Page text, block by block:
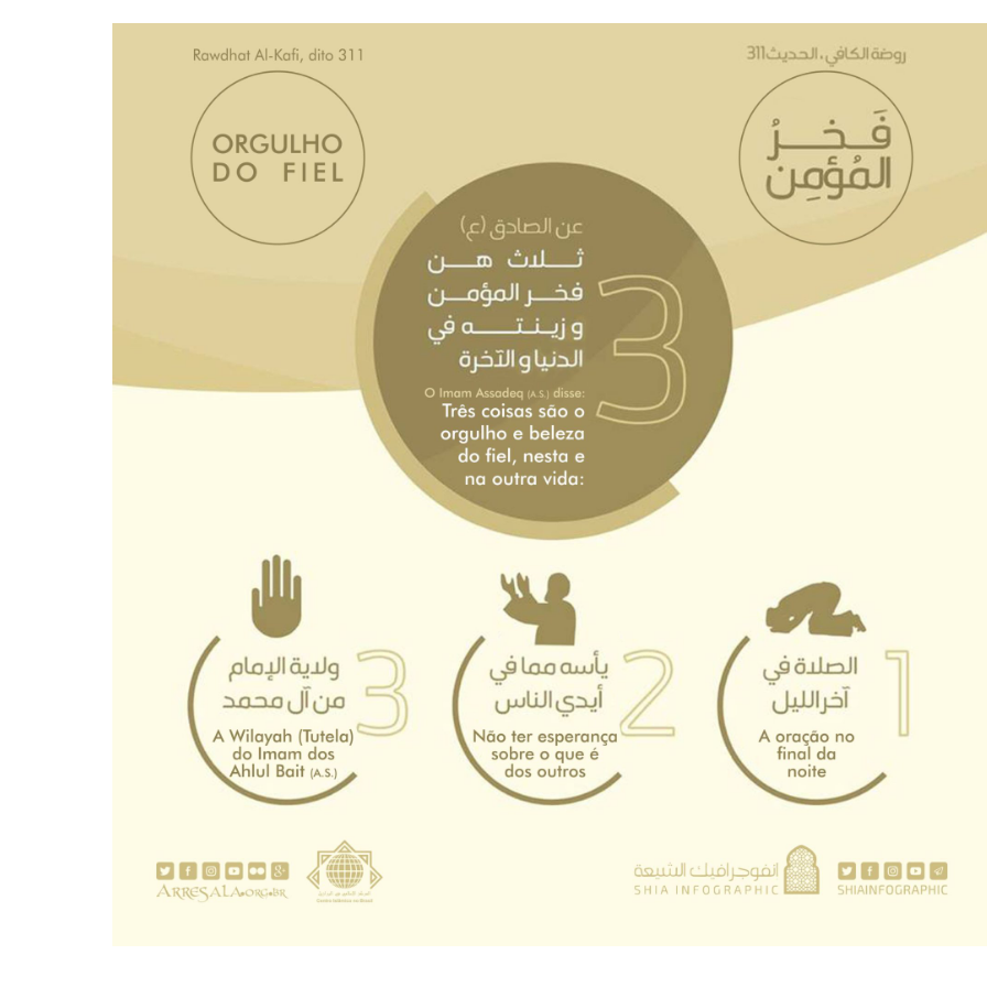
Em nome de Deus, o Clemente, o Misericordioso! Diante da data em que
relembramos o martírio do quarto Imam dos muçulmanos, o Imam Ali Ibn Al-
Hussein Ibn Ali Ibn Abi Táleb (A.S.), conhecido por “Zein Al-Ábidin” (Formosura
3 DE JULHO DE 2014
Centro Islâmico no
Relações Exteriores
Na noite da quinta-feira, 03 de
sede, em São Paulo, o ex-
do Irã, Sr. Kamal Kharrazi, que